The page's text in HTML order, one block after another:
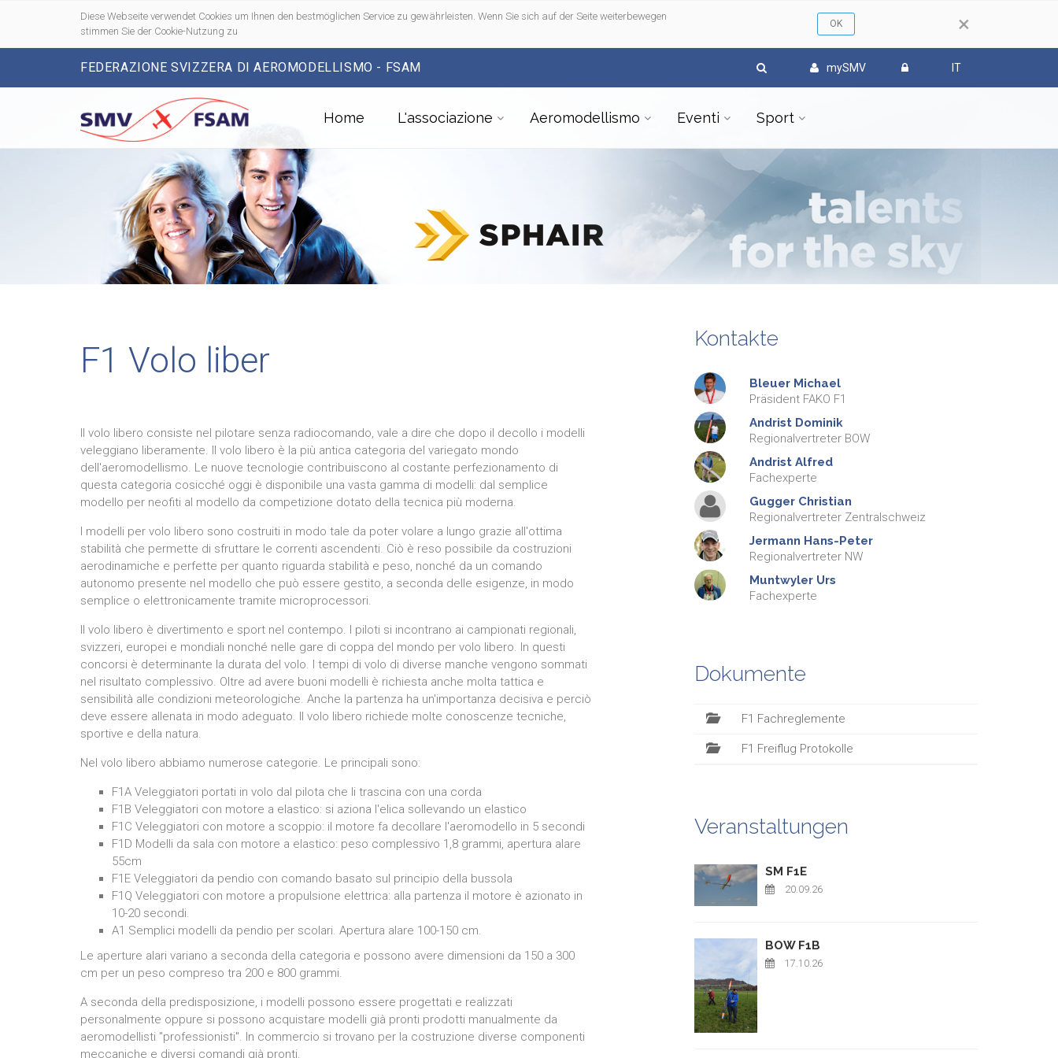
×
Diese Webseite verwendet Cookies um Ihnen den bestmöglichen Service zu gewährleisten. Wenn Sie sich auf der Seite weiterbewegen
stimmen Sie der Cookie-Nutzung zu
FEDERAZIONE SVIZZERA DI AEROMODELLISMO - FSAM mySMV IT
Home L'associazione Aeromodellismo Eventi Sport
F1 Volo liber
Il volo libero consiste nel pilotare senza radiocomando, vale a dire che dopo il decollo i modelli
veleggiano liberamente. Il volo libero è la più antica categoria del variegato mondo
dell'aeromodellismo. Le nuove tecnologie contribuiscono al costante perfezionamento di
questa categoria cosicché oggi è disponibile una vasta gamma di modelli: dal semplice
modello per neofiti al modello da competizione dotato della tecnica più moderna.
I modelli per volo libero sono costruiti in modo tale da poter volare a lungo grazie all'ottima
stabilità che permette di sfruttare le correnti ascendenti. Ciò è reso possibile da costruzioni
aerodinamiche e perfette per quanto riguarda stabilità e peso, nonché da un comando
autonomo presente nel modello che può essere gestito, a seconda delle esigenze, in modo
semplice o elettronicamente tramite microprocessori.
Il volo libero è divertimento e sport nel contempo. I piloti si incontrano ai campionati regionali,
svizzeri, europei e mondiali nonché nelle gare di coppa del mondo per volo libero. In questi
concorsi è determinante la durata del volo. I tempi di volo di diverse manche vengono sommati
nel risultato complessivo. Oltre ad avere buoni modelli è richiesta anche molta tattica e
sensibilità alle condizioni meteorologiche. Anche la partenza ha un'importanza decisiva e perciò
deve essere allenata in modo adeguato. Il volo libero richiede molte conoscenze tecniche,
sportive e della natura.
Nel volo libero abbiamo numerose categorie. Le principali sono:
F1A Veleggiatori portati in volo dal pilota che li trascina con una corda
F1B Veleggiatori con motore a elastico: si aziona l'elica sollevando un elastico
F1C Veleggiatori con motore a scoppio: il motore fa decollare l'aeromodello in 5 secondi
F1D Modelli da sala con motore a elastico: peso complessivo 1,8 grammi, apertura alare
55cm
F1E Veleggiatori da pendio con comando basato sul principio della bussola
F1Q Veleggiatori con motore a propulsione elettrica: alla partenza il motore è azionato in
10-20 secondi.
A1 Semplici modelli da pendio per scolari. Apertura alare 100-150 cm.
Le aperture alari variano a seconda della categoria e possono avere dimensioni da 150 a 300
cm per un peso compreso tra 200 e 800 grammi.
A seconda della predisposizione, i modelli possono essere progettati e realizzati
personalmente oppure si possono acquistare modelli già pronti prodotti manualmente da
aeromodellisti "professionisti". In commercio si trovano per la costruzione diverse componenti
meccaniche e diversi comandi già pronti.
Kontakte
Bleuer Michael
Präsident FAKO F1
Andrist Dominik
Regionalvertreter BOW
Andrist Alfred
Fachexperte
Gugger Christian
Regionalvertreter Zentralschweiz
Jermann Hans-Peter
Regionalvertreter NW
Muntwyler Urs
Fachexperte
Dokumente
F1 Fachreglemente
F1 Freiflug Protokolle
Veranstaltungen
SM F1E
20.09.26
BOW F1B
17.10.26